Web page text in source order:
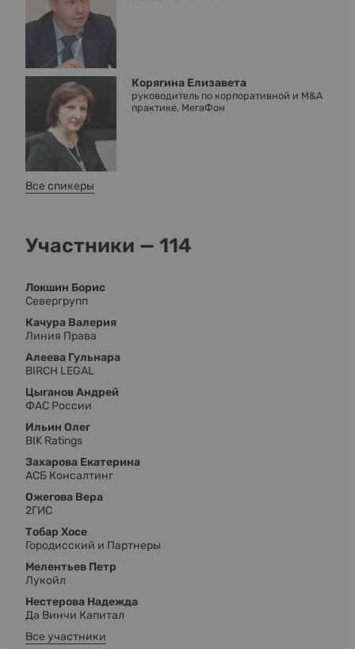
Корягина Елизавета
руководитель по корпоративной и M&A
практике, МегаФон
Все спикеры
Участники — 114
Локшин Борис
Севергрупп
Качура Валерия
Линия Права
Алеева Гульнара
BIRCH LEGAL
Цыганов Андрей
ФАС России
Ильин Олег
BIK Ratings
Захарова Екатерина
АСБ Консалтинг
Ожегова Вера
2ГИС
Тобар Хосе
Городисский и Партнеры
Мелентьев Петр
Лукойл
Нестерова Надежда
Да Винчи Капитал
Все участники